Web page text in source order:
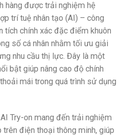
hàng được trải nghiệm hệ
trí tuệ nhân tạo (AI) – công
tích chính xác đặc điểm khuôn
số cá nhân nhằm tối ưu giải
nhu cầu thị lực. Đây là một
bật giúp nâng cao độ chính
mái trong quá trình sử dụng
Try-on mang đến trải nghiệm
điện thoại thông minh, giúp